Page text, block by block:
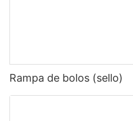
Rampa de bolos (sello)